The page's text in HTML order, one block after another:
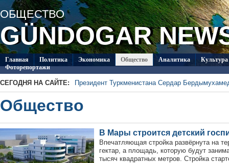
ОБЩЕСТВО
GÜNDOGAR
Главная Политикa Экономика Общество Аналитика
Культура
Фоторепортажи
СЕГОДНЯ НА САЙТЕ:
Президент Туркменистана Сердар
В посольстве Туркменистана в Душанбе
«Туркменпочта» продолжает развивать
Глава ОБСЕ прибыл с визитом в Туркменистан
Около 20 работ из стран СНГ поступило на
Туркменистан пригласил Ассоциацию «Akhal-
по коневодству
Общество
В Мары строится детский
Впечатляющая стройка развёрнута на
гектар, а площадь, которую будут
тысяч квадратных метров. Стройка